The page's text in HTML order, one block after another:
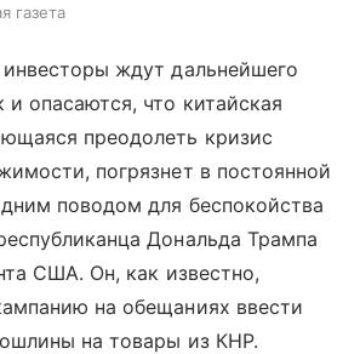
газета
ждут дальнейшего
опасаются, что китайская
преодолеть кризис
погрязнет в постоянной
поводом для беспокойства
Дональда Трампа
США. Он, как известно,
на обещаниях ввести
на товары из КНР.